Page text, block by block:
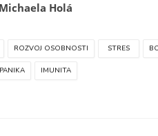
Holá
ROZVOJ OSOBNOSTI STRES
IMUNITA